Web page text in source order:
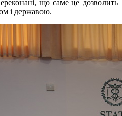
що саме це дозволить
і державою.